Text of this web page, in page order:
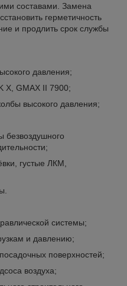
составами. Замена
герметичность
и продлить срок службы
давления;
X, GMAX II 7900;
высокого давления;
безвоздушного
густые ЛКМ,
системы;
и давлению;
поверхностей;
воздуха;